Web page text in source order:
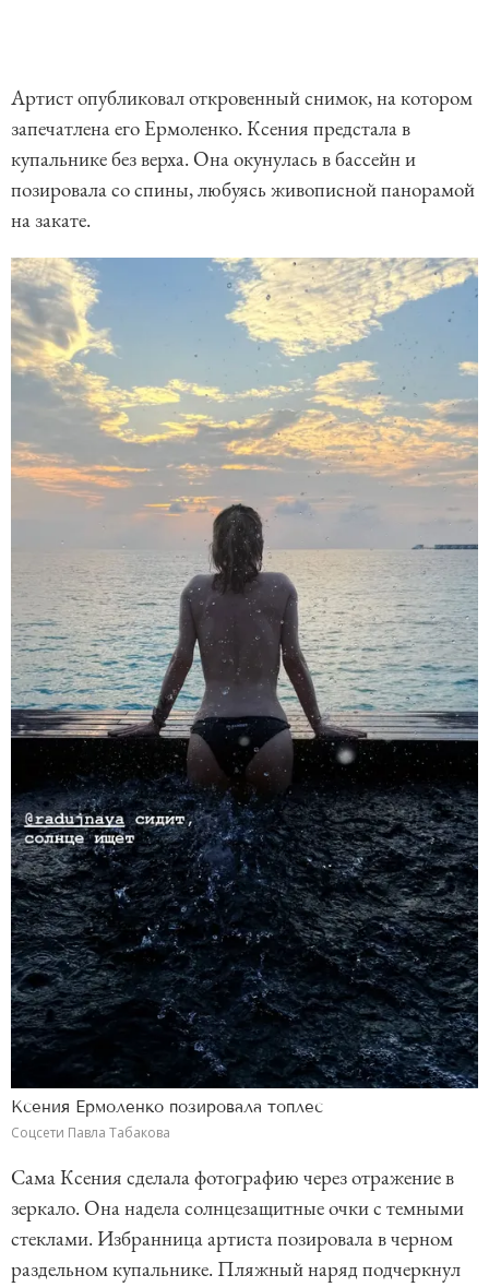
Артист опубликовал откровенный снимок, на котором
запечатлена его Ермоленко. Ксения предстала в
купальнике без верха. Она окунулась в бассейн и
позировала со спины, любуясь живописной панорамой
на закате.
Ксения Ермоленко позировала топлес
Соцсети Павла Табакова
Сама Ксения сделала фотографию через отражение в
зеркало. Она надела солнцезащитные очки с темными
стеклами. Избранница артиста позировала в черном
раздельном купальнике. Пляжный наряд подчеркнул